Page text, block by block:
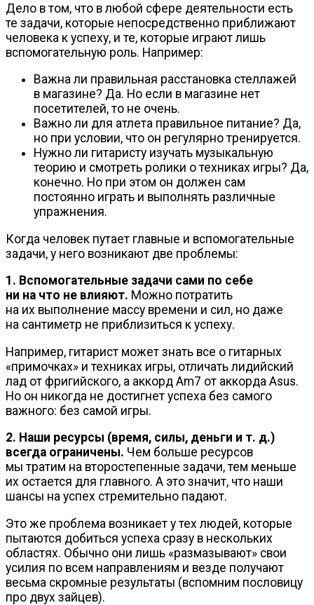
Дело в том, что в любой сфере деятельности есть
те задачи, которые непосредственно приближают
человека к успеху, и те, которые играют лишь
вспомогательную роль. Например:
Важна ли правильная расстановка стеллажей
в магазине? Да. Но если в магазине нет
посетителей, то не очень.
Важно ли для атлета правильное питание? Да,
но при условии, что он регулярно тренируется.
Нужно ли гитаристу изучать музыкальную
теорию и смотреть ролики о техниках игры? Да,
конечно. Но при этом он должен сам
постоянно играть и выполнять различные
упражнения.
Когда человек путает главные и вспомогательные
задачи, у него возникают две проблемы:
1. Вспомогательные задачи сами по себе
ни на что не влияют. Можно потратить
на их выполнение массу времени и сил, но даже
на сантиметр не приблизиться к успеху.
Например, гитарист может знать все о гитарных
«примочках» и техниках игры, отличать лидийский
лад от фригийского, а аккорд Am7 от аккорда Asus.
Но он никогда не достигнет успеха без самого
важного: без самой игры.
2. Наши ресурсы (время, силы, деньги и т. д.)
всегда ограничены. Чем больше ресурсов
мы тратим на второстепенные задачи, тем меньше
их остается для главного. А это значит, что наши
шансы на успех стремительно падают.
Это же проблема возникает у тех людей, которые
пытаются добиться успеха сразу в нескольких
областях. Обычно они лишь «размазывают» свои
усилия по всем направлениям и везде получают
весьма скромные результаты (вспомним пословицу
про двух зайцев).